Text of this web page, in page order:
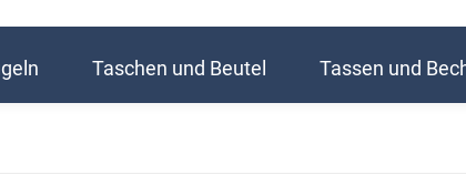
Taschen und Beutel Tassen und